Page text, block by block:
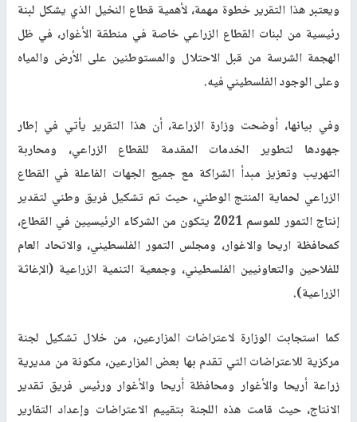
ويعتبر هذا التقرير خطوة مهمة، لأهمية قطاع النخيل الذي يشكل لبنة
رئيسية من لبنات القطاع الزراعي خاصة في منطقة الأغوار، في ظل
الهجمة الشرسة من قبل الاحتلال والمستوطنين على الأرض والمياه
وعلى الوجود الفلسطيني فيه.
وفي بيانها، أوضحت وزارة الزراعة، أن هذا التقرير يأتي في إطار
جهودها لتطوير الخدمات المقدمة للقطاع الزراعي، ومحاربة
التهريب وتعزيز مبدأ الشراكة مع جميع الجهات الفاعلة في القطاع
الزراعي لحماية المنتج الوطني، حيث تم تشكيل فريق وطني لتقدير
إنتاج التمور للموسم 2021 يتكون من الشركاء الرئيسيين في القطاع،
كمحافظة اريحا والاغوار، ومجلس التمور الفلسطيني، والاتحاد العام
للفلاحين والتعاونيين الفلسطيني، وجمعية التنمية الزراعية (الإغاثة
الزراعية).
كما استجابت الوزارة لاعتراضات المزارعين، من خلال تشكيل لجنة
مركزية للاعتراضات التي تقدم بها بعض المزارعين، مكونة من مديرية
زراعة أريحا والأغوار ومحافظة أريحا والأغوار ورئيس فريق تقدير
الانتاج، حيث قامت هذه اللجنة بتقييم الاعتراضات وإعداد التقارير